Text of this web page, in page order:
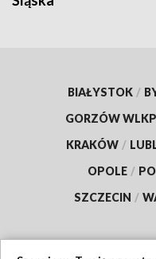
BIAŁYSTOK /
GORZÓW
KRAKÓW /
OPOLE /
SZCZECIN /